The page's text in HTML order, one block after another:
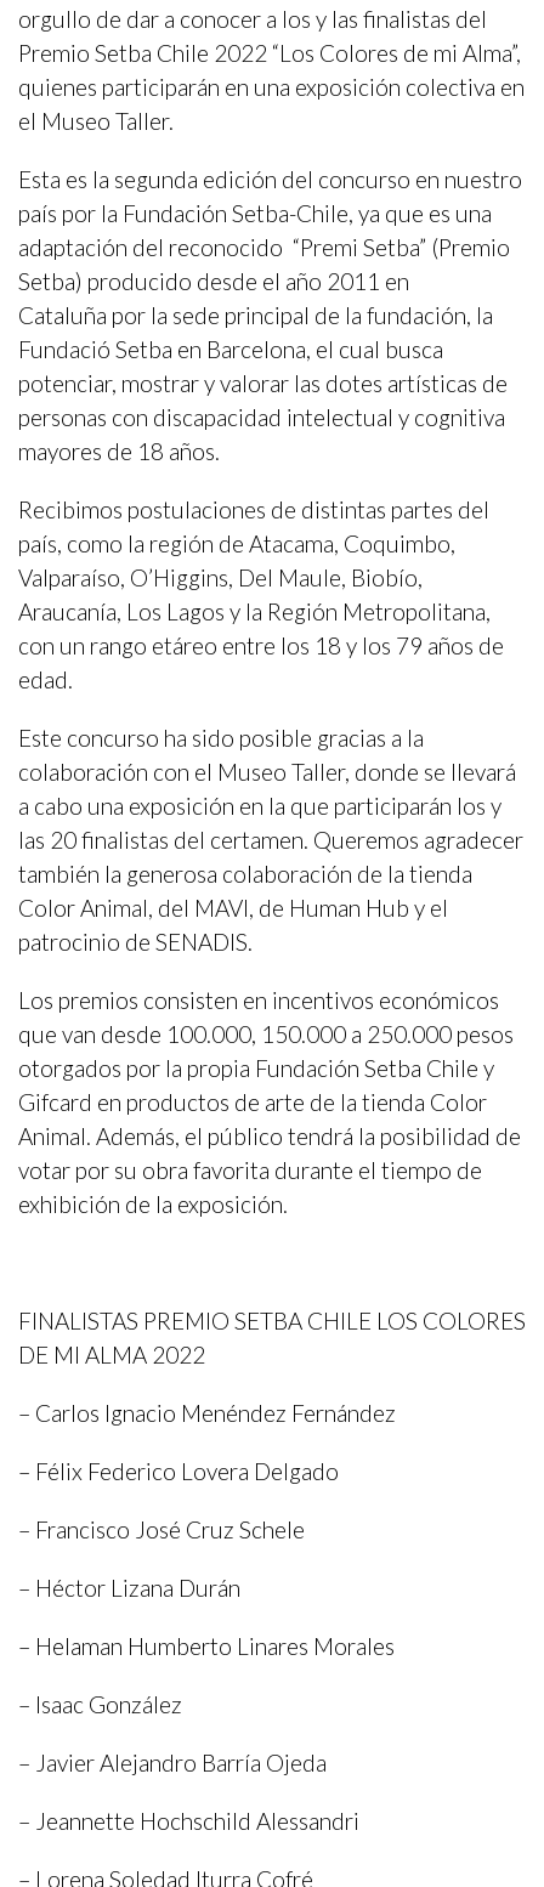
LA FUNDACIÓN
PREMIO SETBA CHILE 2026
orgullo de dar a conocer a los y las finalistas del
Premio Setba Chile 2022 “Los Colores de mi Alma”,
quienes participarán en una exposición colectiva en
el Museo Taller.
Esta es la segunda edición del concurso en nuestro
país por la Fundación Setba-Chile, ya que es una
adaptación del reconocido “Premi Setba” (Premio
Setba) producido desde el año 2011 en
Cataluña por la sede principal de la fundación, la
Fundació Setba en Barcelona, el cual busca
potenciar, mostrar y valorar las dotes artísticas de
personas con discapacidad intelectual y cognitiva
mayores de 18 años.
Recibimos postulaciones de distintas partes del
país, como la región de Atacama, Coquimbo,
Valparaíso, O’Higgins, Del Maule, Biobío,
Araucanía, Los Lagos y la Región Metropolitana,
con un rango etáreo entre los 18 y los 79 años de
edad.
Este concurso ha sido posible gracias a la
colaboración con el Museo Taller, donde se llevará
a cabo una exposición en la que participarán los y
las 20 finalistas del certamen. Queremos agradecer
también la generosa colaboración de la tienda
Color Animal, del MAVI, de Human Hub y el
patrocinio de SENADIS.
Los premios consisten en incentivos económicos
que van desde 100.000, 150.000 a 250.000 pesos
otorgados por la propia Fundación Setba Chile y
Gifcard en productos de arte de la tienda Color
Animal. Además, el público tendrá la posibilidad de
votar por su obra favorita durante el tiempo de
exhibición de la exposición.
FINALISTAS PREMIO SETBA CHILE LOS COLORES
DE MI ALMA 2022
– Carlos Ignacio Menéndez Fernández
– Félix Federico Lovera Delgado
– Francisco José Cruz Schele
– Héctor Lizana Durán
– Helaman Humberto Linares Morales
– Isaac González
– Javier Alejandro Barría Ojeda
– Jeannette Hochschild Alessandri
– Lorena Soledad Iturra Cofré